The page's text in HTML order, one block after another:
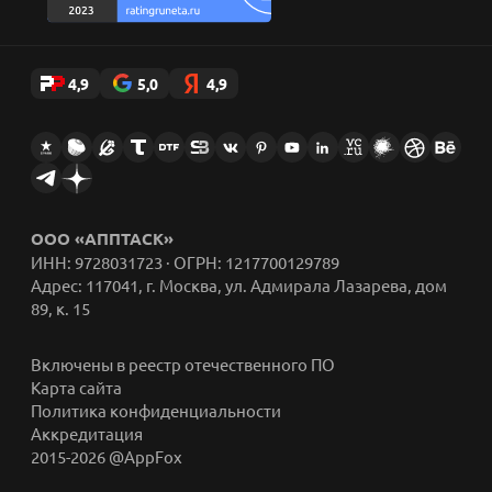
4,9 5,0 4,9
ООО «АППТАСК»
ИНН: 9728031723 · ОГРН: 1217700129789
Адрес: 117041, г. Москва, ул. Адмирала Лазарева, дом
89, к. 15
2015-2026 @AppFox
Аккредитация
Политика конфиденциальности
Карта сайта
Включены в реестр отечественного ПО